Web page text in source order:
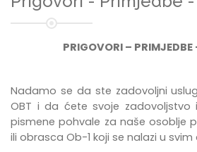
PRIGOVORI – PRIMJEDBE
Nadamo se da ste zadovoljni
OBT i da ćete svoje zadovoljstvo
pismene pohvale za naše osoblje
ili obrasca Ob-1 koji se nalazi u